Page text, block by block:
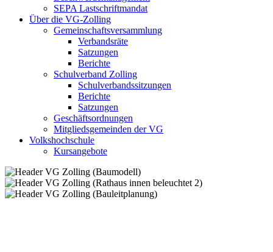
SEPA Lastschriftmandat
Über die VG-Zolling
Gemeinschaftsversammlung
Verbandsräte
Satzungen
Berichte
Schulverband Zolling
Schulverbandssitzungen
Berichte
Satzungen
Geschäftsordnungen
Mitgliedsgemeinden der VG
Volkshochschule
Kursangebote